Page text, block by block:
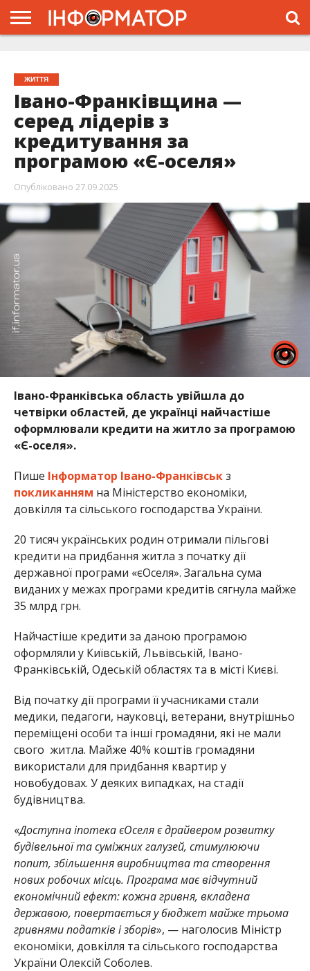
ЖИТТЯ
Івано-Франківщина —
серед лідерів з
кредитування за
програмою «Є-оселя»
Опубліковано 27.09.2025
Івано-Франківська область увійшла до
четвірки областей, де українці найчастіше
оформлювали кредити на житло за програмою
«Є-оселя».
Пише Інформатор Івано-Франківськз
покликанням на Міністерство економіки,
довкілля та сільського господарства України.
20 тисяч українських родин отримали пільгові
кредити на придбання житла з початку дії
державної програми «єОселя». Загальна сума
виданих у межах програми кредитів сягнула майже
35 млрд грн.
Найчастіше кредити за даною програмою
оформляли у Київській, Львівській, Івано-
Франківській, Одеській областях та в місті Києві.
Від початку дії програми її учасниками стали
медики, педагоги, науковці, ветерани, внутрішньо
переміщені особи та інші громадяни, які не мали
свого житла. Майже 40% коштів громадяни
використали для придбання квартир у
новобудовах. У деяких випадках, на стадії
будівництва.
«Доступна іпотека єОселя є драйвером розвитку
будівельної та суміжних галузей, стимулюючи
попит, збільшення виробництва та створення
нових робочих місць. Програма має відчутний
економічний ефект: кожна гривня, вкладена
державою, повертається у бюджет майже трьома
гривнями податків і зборів», — наголосив Міністр
економіки, довкілля та сільського господарства
України Олексій Соболев.